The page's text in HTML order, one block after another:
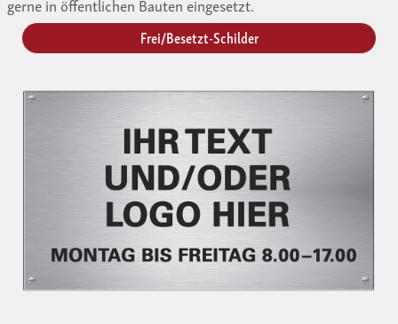
gerne in öffentlichen Bauten eingesetzt.
Frei/Besetzt-Schilder